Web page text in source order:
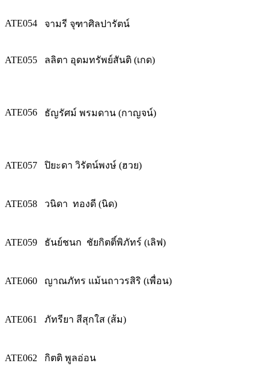
ATE054 จามรี จุฑาศิลปารัตน์
ATE055 ลลิตา อุดมทรัพย์สันติ (เกด)
ATE056 ธัญรัศม์ พรมดาน (กาญจน์)
ATE057 ปิยะดา วิรัตน์พงษ์ (ฮวย)
ATE058 วนิดา ทองดี (นิด)
ATE059 ธันย์ชนก ชัยกิตติ์พิภัทร์ (เลิฟ)
ATE060 ญาณภัทร แม้นถาวรสิริ (เพื่อน)
ATE061 ภัทรียา สีสุกใส (ส้ม)
ATE062 กิตติ พูลอ่อน